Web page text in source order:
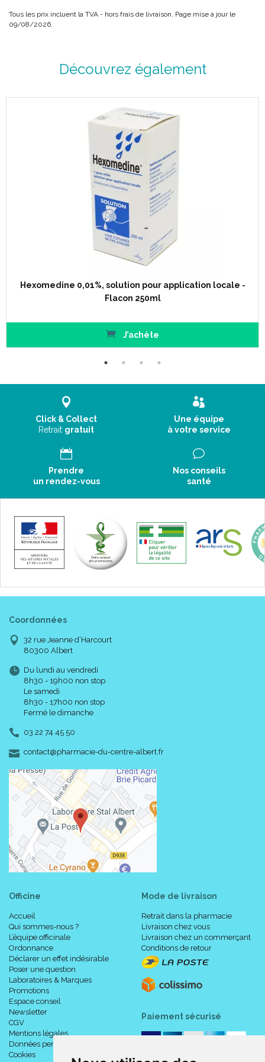
Tous les prix incluent la TVA - hors frais de livraison. Page mise à jour le
09/08/2026.
Découvrez également
Hexomedine 0,01%, solution pour application locale -
Flacon 250ml
J’achète
Click & Collect
Retrait gratuit
Une équipe
à votre service
Prendre
un rendez-vous
Nos conseils
santé
Coordonnées
32 rue Jeanne d’Harcourt
80300 Albert
Du lundi au vendredi
8h30 - 19h00 non stop
Le samedi
8h30 - 17h00 non stop
Fermé le dimanche
03 22 74 45 50
contact-
@-
pharmacie-du-centre-albert.fr
Officine
Accueil
Qui sommes-nous ?
L’équipe officinale
Ordonnance
Déclarer un effet indésirable
Poser une question
Laboratoires & Marques
Promotions
Espace conseil
Newsletter
CGV
Mentions légales
Données personnelles
Cookies
Mode de livraison
Retrait dans la pharmacie
Livraison chez vous
Livraison chez un commerçant
Conditions de retour
Paiement sécurisé